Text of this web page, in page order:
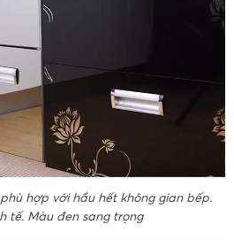
hợp với hầu hết không gian bếp.
tế. Màu đen sang trọng